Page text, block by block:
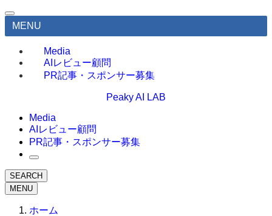
MENU
Media
AIレビュー顧問
PR記事・スポンサー募集
Peaky AI LAB
Media
AIレビュー顧問
PR記事・スポンサー募集
SEARCH
MENU
ホーム